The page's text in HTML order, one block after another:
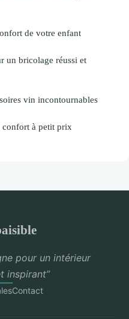
de votre enfant
un bricolage réussi et
vin incontournables
confort à petit prix
pour un intérieur
inspirant”
Contact